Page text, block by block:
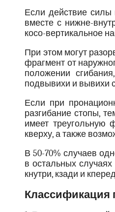
Если действие силы
вместе с нижне-
косо-вертикальное
При этом могут
фрагмент от
положении
подвывихи и вывихи
Если при
разгибание стопы,
имеет треугольную
кверху, а также
В 50-70% случаев
в остальных
кнутри, кзади и
Классификация